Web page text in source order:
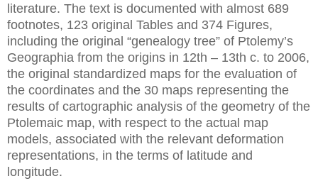
literature. The text is documented with almost 689
footnotes, 123 original Tables and 374 Figures,
including the original “genealogy tree” of Ptolemy’s
Geographia from the origins in 12th – 13th c. to 2006,
the original standardized maps for the evaluation of
the coordinates and the 30 maps representing the
results of cartographic analysis of the geometry of the
Ptolemaic map, with respect to the actual map
models, associated with the relevant deformation
representations, in the terms of latitude and
longitude.